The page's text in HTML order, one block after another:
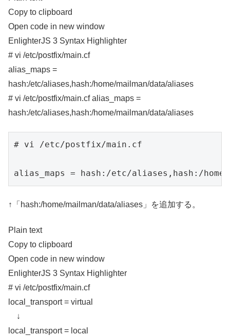
Copy to clipboard
Open code in new window
EnlighterJS 3 Syntax Highlighter
# vi /etc/postfix/main.cf
alias_maps =
hash:/etc/aliases,hash:/home/mailman/data/aliases
# vi /etc/postfix/main.cf alias_maps =
hash:/etc/aliases,hash:/home/mailman/data/aliases
# vi /etc/postfix/main.cf
↑「hash:/home/mailman/data/aliases」を追加する。
Plain text
Copy to clipboard
Open code in new window
EnlighterJS 3 Syntax Highlighter
# vi /etc/postfix/main.cf
local_transport = virtual
↓
local_transport = local